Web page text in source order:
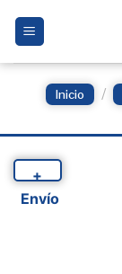
Inicio /
+
Envío